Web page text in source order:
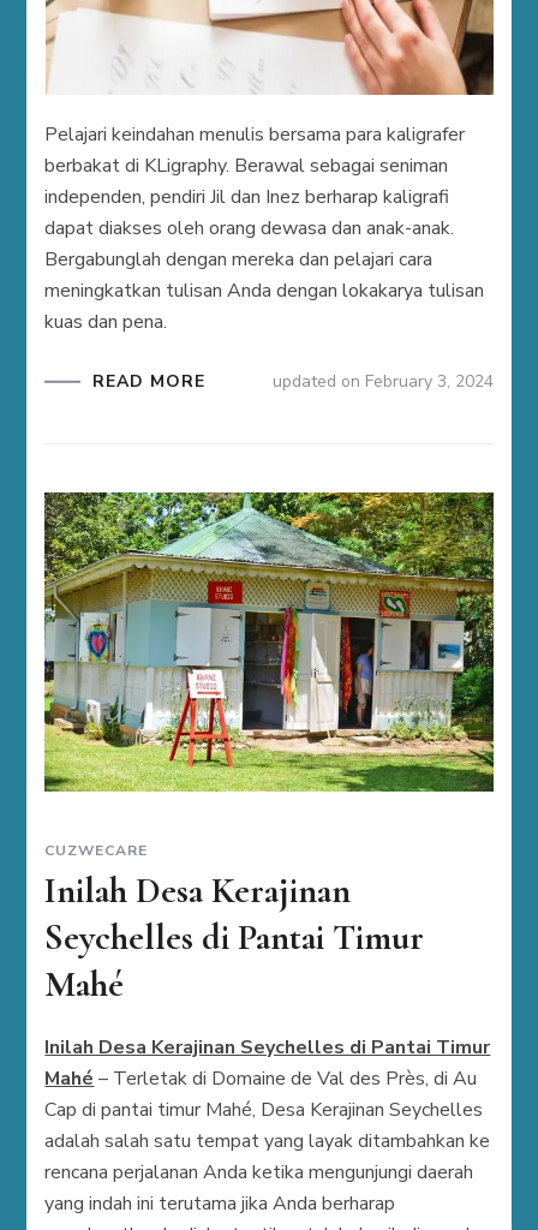
Pelajari keindahan menulis bersama para kaligrafer
berbakat di KLigraphy. Berawal sebagai seniman
independen, pendiri Jil dan Inez berharap kaligrafi
dapat diakses oleh orang dewasa dan anak-anak.
Bergabunglah dengan mereka dan pelajari cara
meningkatkan tulisan Anda dengan lokakarya tulisan
kuas dan pena.
READ MORE updated on February 3, 2024
CUZWECARE
Inilah Desa Kerajinan
Seychelles di Pantai Timur
Mahé
Inilah Desa Kerajinan Seychelles di Pantai Timur
Mahé – Terletak di Domaine de Val des Près, di Au
Cap di pantai timur Mahé, Desa Kerajinan Seychelles
adalah salah satu tempat yang layak ditambahkan ke
rencana perjalanan Anda ketika mengunjungi daerah
yang indah ini terutama jika Anda berharap